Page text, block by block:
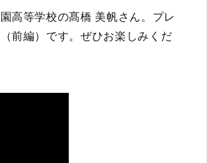
高等学校の髙橋 美帆さん。プレ
前編）です。ぜひお楽しみくだ